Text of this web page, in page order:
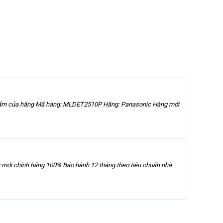
của hãng Mã hàng: MLDET2510P Hãng: Panasonic Hàng mới
chính hãng 100% Bảo hành 12 tháng theo tiêu chuẩn nhà